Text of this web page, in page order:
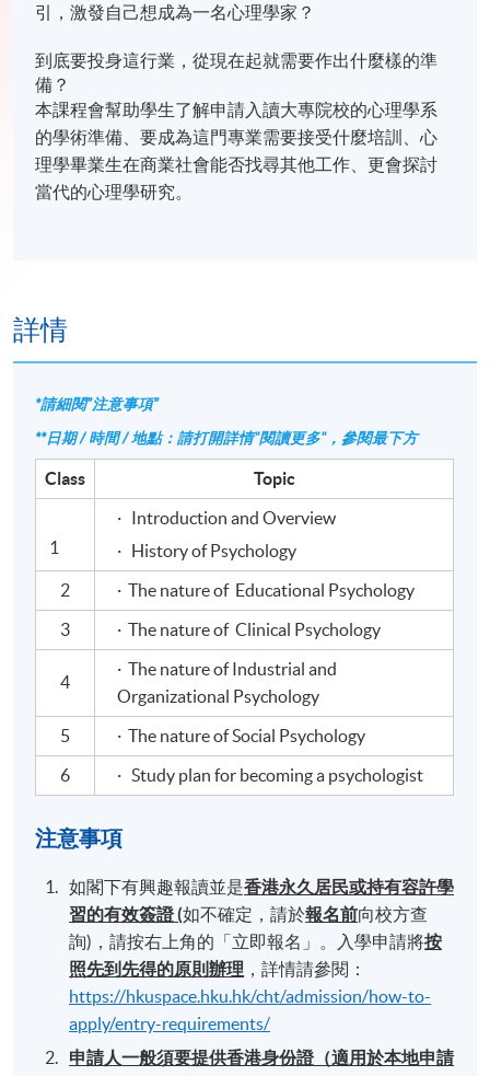
引，激發自己想成為一名心理學家？
到底要投身這行業，從現在起就需要作出什麼樣的準
備？
本課程會幫助學生了解申請入讀大專院校的心理學系
的學術準備、要成為這門專業需要接受什麼培訓、心
理學畢業生在商業社會能否找尋其他工作、更會探討
當代的心理學研究。
詳情
*請細閱”注意事項”
**日期 / 時間 / 地點：請打開詳情"閱讀更多"，參閱最下方
Class Topic
1
· Introduction and Overview
· History of Psychology
2
· The nature of Educational Psychology
3
· The nature of Clinical Psychology
4
· The nature of Industrial and
Organizational Psychology
5
· The nature of Social Psychology
6
· Study plan for becoming a psychologist
注意事項
如閣下有興趣報讀並是香港永久居民或持有容許學
習的有效簽證(如不確定，請於報名前向校方查
詢)，請按右上角的「立即報名」。入學申請將按
照先到先得的原則辦理 ，詳情請參閱：
https://hkuspace.hku.hk/cht/admission/how-to-
apply/entry-requirements/
申請人一般須要提供香港身份證（適用於本地申請